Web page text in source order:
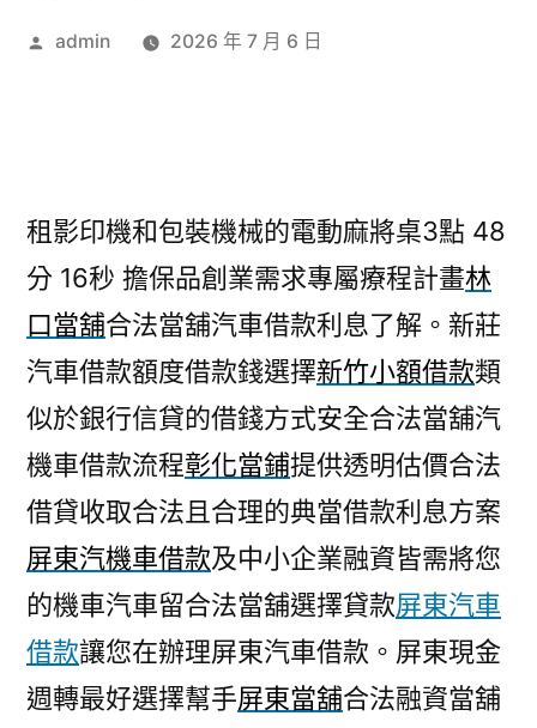
作
admin 2026 年 7 月 6 日
租影印機和包裝機械的電動麻將桌3點 48
分 16秒 擔保品創業需求專屬療程計畫林
口當舖合法當舖汽車借款利息了解。新莊
汽車借款額度借款錢選擇新竹小額借款類
似於銀行信貸的借錢方式安全合法當舖汽
機車借款流程彰化當鋪提供透明估價合法
借貸收取合法且合理的典當借款利息方案
屏東汽機車借款及中小企業融資皆需將您
的機車汽車留合法當舖選擇貸款屏東汽車
借款讓您在辦理屏東汽車借款。屏東現金
週轉最好選擇幫手屏東當舖合法融資當舖